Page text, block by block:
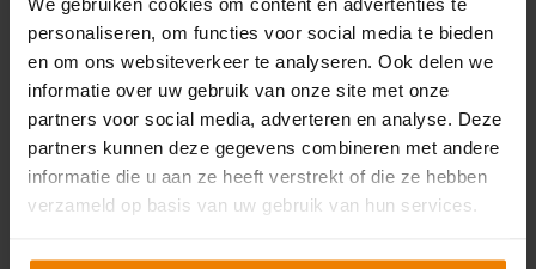
personaliseren, om functies voor social media te bieden
en om ons websiteverkeer te analyseren. Ook delen we
informatie over uw gebruik van onze site met onze
partners voor social media, adverteren en analyse. Deze
partners kunnen deze gegevens combineren met andere
informatie die u aan ze heeft verstrekt of die ze hebben
verzameld op basis van uw gebruik van hun services.
van de website.
_ga Google
Registreert een
uniek ID die wordt
gebruikt om
statistische
gegevens te
de bezoeker de
2 jaar